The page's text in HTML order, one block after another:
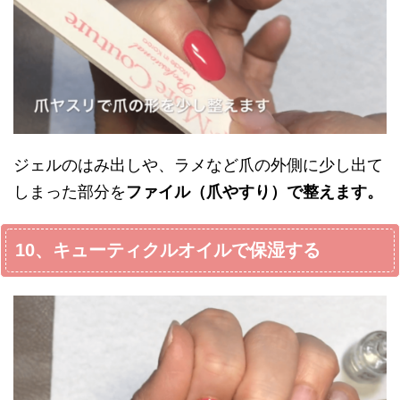
ジェルのはみ出しや、ラメなど爪の外側に少し出て
しまった部分をファイル（爪やすり）で整えます。
10、キューティクルオイルで保湿する